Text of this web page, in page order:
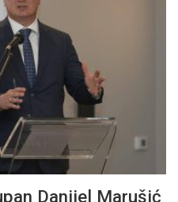
Danijel Marušić